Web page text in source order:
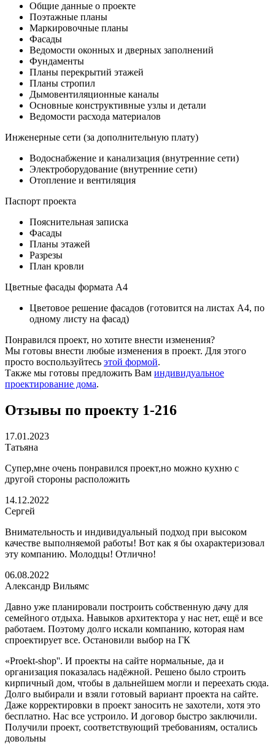
Общие данные о проекте
Поэтажные планы
Маркировочные планы
Фасады
Ведомости оконных и дверных заполнений
Фундаменты
Планы перекрытий этажей
Планы стропил
Дымовентиляционные каналы
Основные конструктивные узлы и детали
Ведомости расхода материалов
Инженерные сети (за дополнительную плату)
Водоснабжение и канализация (внутренние сети)
Электроборудование (внутренние сети)
Отопление и вентиляция
Паспорт проекта
Пояснительная записка
Фасады
Планы этажей
Разрезы
План кровли
Цветные фасады формата А4
Цветовое решение фасадов (готовится на листах А4, по
одному листу на фасад)
Понравился проект, но хотите внести изменения?
Мы готовы внести любые изменения в проект. Для этого
просто воспользуйтесь этой формой.
Также мы готовы предложить Вам индивидуальное
проектирование дома.
Отзывы по проекту 1-216
17.01.2023
Татьяна
Супер,мне очень понравился проект,но можно кухню с
другой стороны расположить
14.12.2022
Сергей
Внимательность и индивидуальный подход при высоком
качестве выполняемой работы! Вот как я бы охарактеризовал
эту компанию. Молодцы! Отлично!
06.08.2022
Александр Вильямс
Давно уже планировали построить собственную дачу для
семейного отдыха. Навыков архитектора у нас нет, ещё и все
работаем. Поэтому долго искали компанию, которая нам
спроектирует все. Остановили выбор на ГК
«Proekt-shop''. И проекты на сайте нормальные, да и
организация показалась надёжной. Решено было строить
кирпичный дом, чтобы в дальнейшем могли и переехать сюда.
Долго выбирали и взяли готовый вариант проекта на сайте.
Даже корректировки в проект заносить не захотели, хотя это
бесплатно. Нас все устроило. И договор быстро заключили.
Получили проект, соответствующий требованиям, остались
довольны